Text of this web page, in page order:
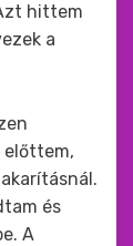
hittem
a
előttem,
és
A